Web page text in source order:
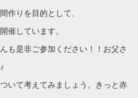
作りを目的として、
催しています。
も是非ご参加ください！！お父さ
いて考えてみましょう。きっと赤